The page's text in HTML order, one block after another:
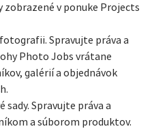
v ponuke Projects
Spravujte práva a
Photo Jobs vrátane
galérií a objednávok
sady. Spravujte práva a
a súborom produktov.